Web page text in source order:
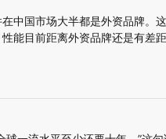
中国市场大半都是外资品牌。
能目前距离外资品牌还是有差